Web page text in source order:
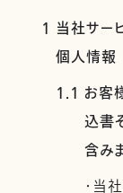
1 当社サー
個人情報
1.1 お客
込書
含み
・当